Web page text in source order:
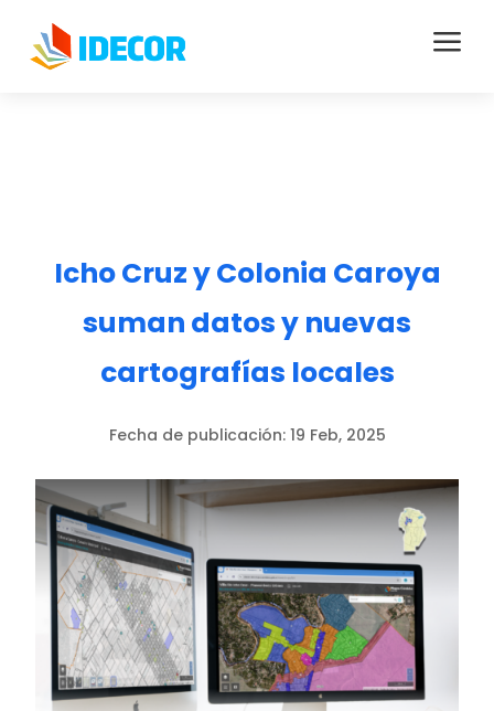
a
Icho Cruz y Colonia Caroya
suman datos y nuevas
cartografías locales
Fecha de publicación: 19 Feb, 2025